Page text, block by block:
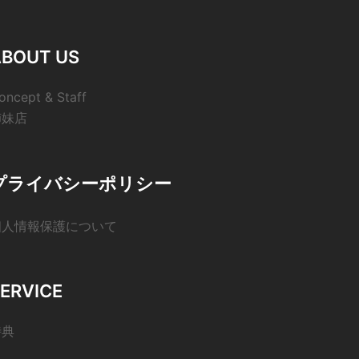
US
& Staff
店
ライバシーポリシー
情報保護について